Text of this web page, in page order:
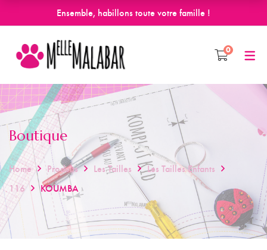
Ensemble, habillons toute votre famille !
0
Boutique
Home Produits Les Tailles
Les Tailles Enfants
116
KOUMBA